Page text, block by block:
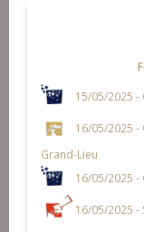
15/05/2025 -
16/05/2025 -
Grand-Lieu
16/05/2025 -
16/05/2025 -